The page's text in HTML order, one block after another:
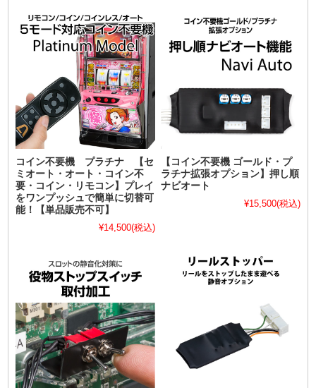
コイン不要機 プラチナ 【セ
ミオート・オート・コイン不
要・コイン・リモコン】プレイ
をワンプッシュで簡単に切替可
能！【単品販売不可】
¥14,500(税込)
【コイン不要機 ゴールド・プ
ラチナ拡張オプション】押し順
ナビオート
¥15,500(税込)